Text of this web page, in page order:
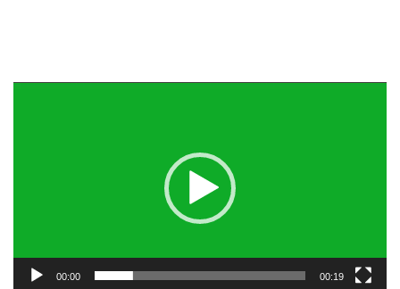
00:00 00:19